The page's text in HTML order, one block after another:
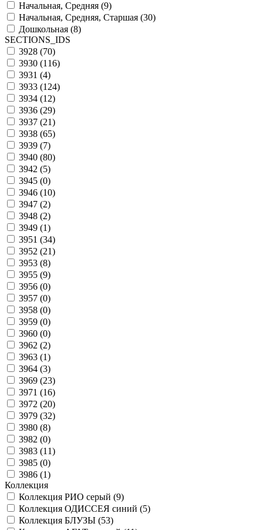
Начальная, Средняя (9)
Начальная, Средняя, Старшая (30)
Дошкольная (8)
SECTIONS_IDS
3928 (70)
3930 (116)
3931 (4)
3933 (124)
3934 (12)
3936 (29)
3937 (21)
3938 (65)
3939 (7)
3940 (80)
3942 (5)
3945 (0)
3946 (10)
3947 (2)
3948 (2)
3949 (1)
3951 (34)
3952 (21)
3953 (8)
3955 (9)
3956 (0)
3957 (0)
3958 (0)
3959 (0)
3960 (0)
3962 (2)
3963 (1)
3964 (3)
3969 (23)
3971 (16)
3972 (20)
3979 (32)
3980 (8)
3982 (0)
3983 (11)
3985 (0)
3986 (1)
Коллекция
Коллекция РИО серый (9)
Коллекция ОДИССЕЯ синий (5)
Коллекция БЛУЗЫ (53)